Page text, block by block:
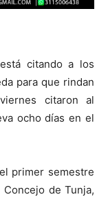
citando a los
para que rindan
citaron al
ocho días en el
primer semestre
de Tunja,